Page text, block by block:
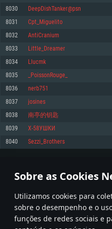
Sobre as Cookies
Utilizamos cookies para
sobre o desempenho e o
funções de redes sociais e
Memória: 4GB
Placa Gráfica: Placa com DirectX 11:
GTX 660. Resolução mínima
Network: Internet de banda larga.
Disco: 23,1 GB
Recomendado
superior, Radeon RX 570 ou superior
Disco: 75,9 GB
Memória: 6 GB
Placa Gráfica: Intel Iris Pro 5200
Resolução mínima suportada: 720p
Network: Internet de banda larga.
Disco: 21,5 GB
Recomendado
Network: Internet de banda larga.
Memória: 4 GB
Placa Gráfica: NVIDIA 660 com os
meses) / equivalentes AMD com os
Vulkan (não mais de 6 meses);
Network: Internet de banda larga.
Disco: 21,5 GB
Recomendado
Sistema Operativo: Ubuntu 20.04
Processador: Intel Core i7
Memória: 16 GB
Placa Gráfica: NVIDIA 1060 com os
meses) / equivalentes AMD
Network: Internet de banda larga.
8030 DeepDishTanker@psn
8031 Cpt_Miguelito
8032 AntiCranium
8033 Little_Dreamer
8034 Llucmk
8035 _PoissonRouge_
8036 nerb751
8037 josines
8038 南亭的钥匙
8039 Х-58УШКИ
8040 Sezzi_Brothers